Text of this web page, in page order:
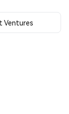
Ventures